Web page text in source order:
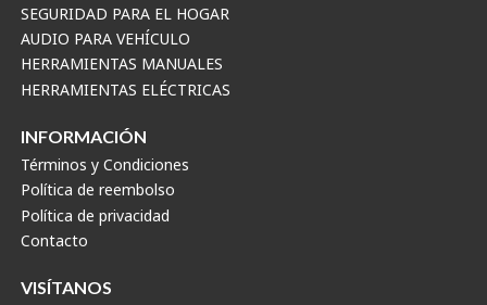
SEGURIDAD PARA EL HOGAR
AUDIO PARA VEHÍCULO
HERRAMIENTAS MANUALES
HERRAMIENTAS ELÉCTRICAS
INFORMACIÓN
Términos y Condiciones
Política de reembolso
Política de privacidad
Contacto
VISÍTANOS